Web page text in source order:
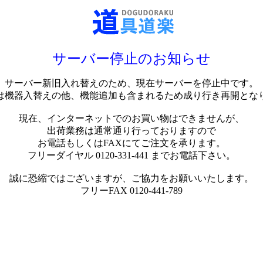
サーバー停止のお知らせ
サーバー新旧入れ替えのため、現在サーバーを停止中です。
機器入替えの他、機能追加も含まれるため成り行き再開とな
現在、インターネットでのお買い物はできませんが、
出荷業務は通常通り行っておりますので
お電話もしくはFAXにてご注文を承ります。
フリーダイヤル 0120-331-441 までお電話下さい。
誠に恐縮ではございますが、ご協力をお願いいたします。
フリーFAX 0120-441-789